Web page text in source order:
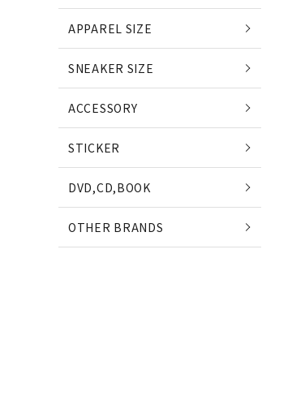
(エッジ・ロード)
(クウォータースナックス)
SLD SKATEBOARDS
(エスエルディー)
APPAREL SIZE
SNEAKER SIZE
ACCESSORY
STICKER
DVD,CD,BOOK
OTHER BRANDS